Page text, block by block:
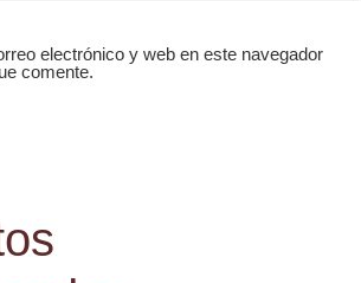
electrónico y web en este navegador
comente.